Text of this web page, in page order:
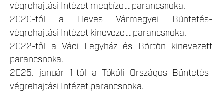
végrehajtási Intézet megbízott parancsnoka.
2020-tól a Heves Vármegyei Büntetés-
végrehajtási Intézet kinevezett parancsnoka.
2022-től a Váci Fegyház és Börtön kinevezett
parancsnoka.
2025. január 1-től a Tököli Országos Büntetés-
végrehajtási Intézet parancsnoka.